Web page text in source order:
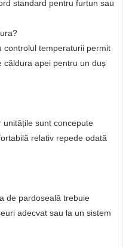
standard pentru furtun sau
controlul temperaturii permit
căldura apei pentru un duș
sunt concepute
relativ repede odată
de pardoseală trebuie
adecvat sau la un sistem